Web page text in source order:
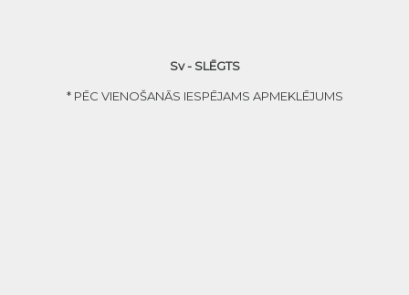
Sv - SLĒGTS
* PĒC VIENOŠANĀS IESPĒJAMS APMEKLĒJUMS